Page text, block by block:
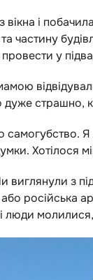
і
частину
у
страшно,
виглянули з
російська
молилися,